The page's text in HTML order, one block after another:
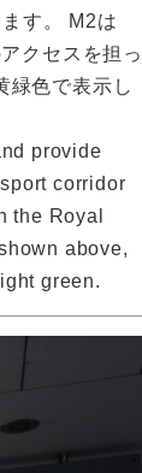
す。 M2は
クセスを担っ
緑色で表示し
provide
corridor
the Royal
above,
green.